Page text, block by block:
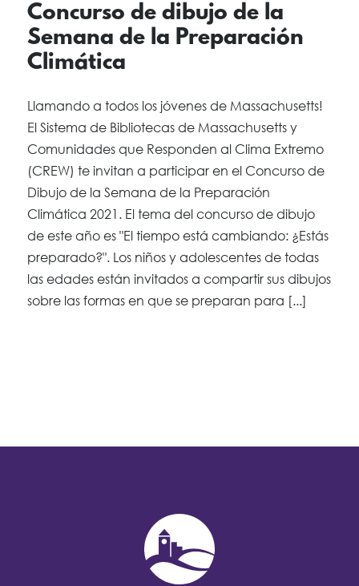
Concurso de dibujo de la
Semana de la Preparación
Climática
Llamando a todos los jóvenes de Massachusetts!
El Sistema de Bibliotecas de Massachusetts y
Comunidades que Responden al Clima Extremo
(CREW) te invitan a participar en el Concurso de
Dibujo de la Semana de la Preparación
Climática 2021. El tema del concurso de dibujo
de este año es "El tiempo está cambiando: ¿Estás
preparado?". Los niños y adolescentes de todas
las edades están invitados a compartir sus dibujos
sobre las formas en que se preparan para [...]